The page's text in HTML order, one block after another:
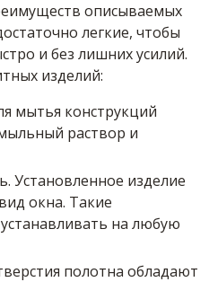
описываемых
легкие, чтобы
и без лишних усилий.
изделий:
мытья конструкций
раствор и
Установленное изделие
окна. Такие
на любую
полотна обладают